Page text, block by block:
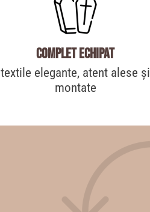
Complet echipat
textile elegante, atent alese și
montate